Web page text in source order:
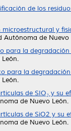
de los
microestructural y
Autónoma de Nuevo
para la
para la
de SIO₂ y su
de Nuevo León.
de SiO2 y su
de Nuevo León.